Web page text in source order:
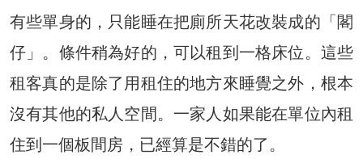
有些單身的，只能睡在把廁所天花改裝成的「閣
仔」。條件稍為好的，可以租到一格床位。這些
租客真的是除了用租住的地方來睡覺之外，根本
沒有其他的私人空間。一家人如果能在單位內租
住到一個板間房，已經算是不錯的了。